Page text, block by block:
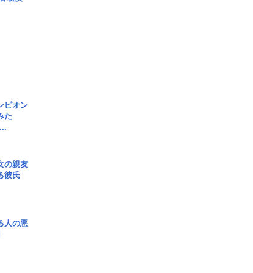
ピオン
た
の親友
彼氏
人の悪